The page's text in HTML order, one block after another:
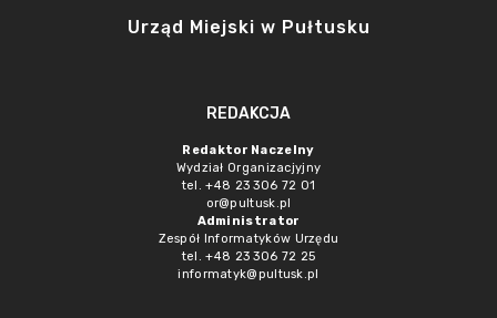
Urząd Miejski w Pułtusku
REDAKCJA
Redaktor Naczelny
Wydział Organizacjyjny
tel. +48 23 306 72 01
or@pultusk.pl
Administrator
Zespół Informatyków Urzędu
tel. +48 23 306 72 25
informatyk@pultusk.pl